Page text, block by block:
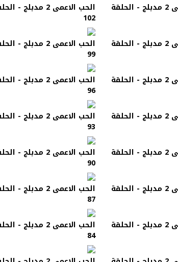
الحب الاعمى 2 مدبلج - الحلقة الحب الاعمى 2 مدبلج -
102
الحب الاعمى 2 مدبلج - الحلقة الحب الاعمى 2 مدبلج -
99
الحب الاعمى 2 مدبلج - الحلقة الحب الاعمى 2 مدبلج -
96
الحب الاعمى 2 مدبلج - الحلقة الحب الاعمى 2 مدبلج -
93
الحب الاعمى 2 مدبلج - الحلقة الحب الاعمى 2 مدبلج -
90
الحب الاعمى 2 مدبلج - الحلقة الحب الاعمى 2 مدبلج -
87
الحب الاعمى 2 مدبلج - الحلقة الحب الاعمى 2 مدبلج -
84